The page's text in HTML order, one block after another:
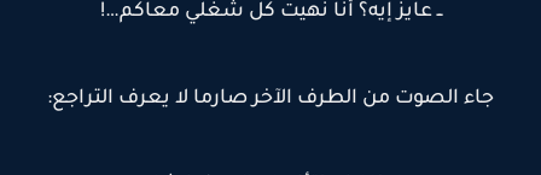
ــ عايز إيه؟ أنا نهيت كل شغلي معاكم…!
جاء الصوت من الطرف الآخر صارما لا يعرف التراجع: